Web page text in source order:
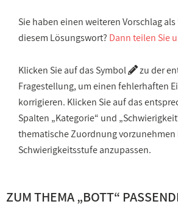
Sie haben einen weiteren Vorschlag
diesem Lösungswort? Dann teilen Sie
Klicken Sie auf das Symbol
zu der
Fragestellung, um einen fehlerhaften
korrigieren. Klicken Sie auf das
Spalten „Kategorie“ und
thematische Zuordnung vorzunehmen
Schwierigkeitsstufe anzupassen.
ZUM THEMA „BOTT“